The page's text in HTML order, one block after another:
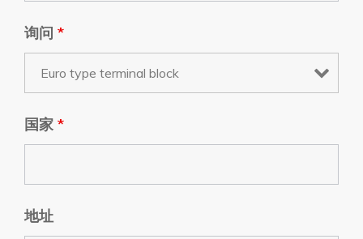
询问 *
国家 *
地址